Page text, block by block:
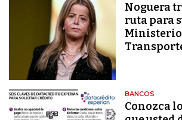
Noguera
ruta para
Ministerio
BANCOS
Conozca